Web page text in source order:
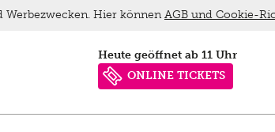
heute geöffnet ab 11 Uhr
ONLINE TICKETS
Hier könnenAGB und Cookie-